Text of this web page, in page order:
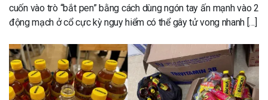
cuốn vào trò “bắt pen” bằng cách dùng ngón tay ấn mạnh vào 2
động mạch ở cổ cực kỳ nguy hiểm có thể gây tử vong nhanh […]